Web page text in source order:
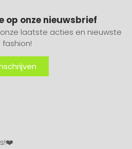
op onze nieuwsbrief
laatste acties en nieuwste
fashion!